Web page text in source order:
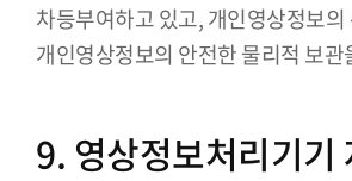
차등부여하고 있고, 개인영상정보
개인영상정보의 안전한 물리적 보
9. 영상정보처리기기